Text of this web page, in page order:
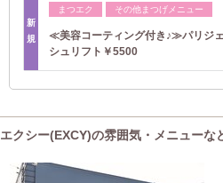
新
規
まつエク その他まつげメニュー
≪美容コーティング付き♪≫パリジ
シュリフト￥5500
エクシー(EXCY)の雰囲気・メニューな